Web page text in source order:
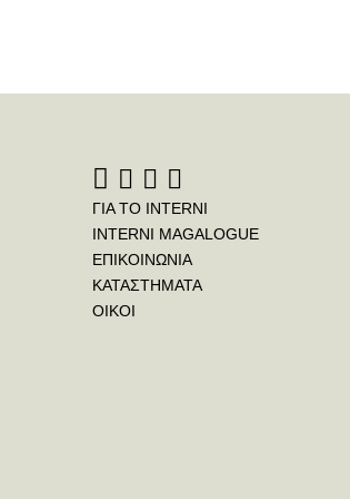
ΓΙΑ ΤΟ INTERNI
INTERNI MAGALOGUE
ΕΠΙΚΟΙΝΩΝΙΑ
ΚΑΤΑΣΤΗΜΑΤΑ
ΟΙΚΟΙ